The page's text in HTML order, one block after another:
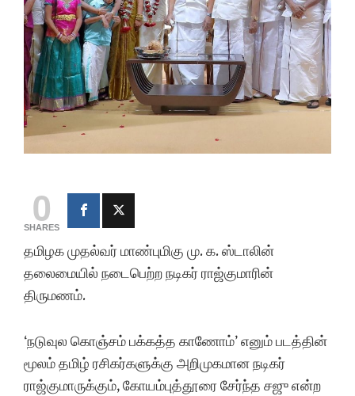
0
SHARES
தமிழக முதல்வர் மாண்புமிகு மு. க. ஸ்டாலின்
தலைமையில் நடைபெற்ற நடிகர் ராஜ்குமாரின்
திருமணம்.
‘நடுவுல கொஞ்சம் பக்கத்த காணோம்’ எனும் படத்தின்
மூலம் தமிழ் ரசிகர்களுக்கு அறிமுகமான நடிகர்
ராஜ்குமாருக்கும், கோயம்புத்தூரை சேர்ந்த சஜு என்ற